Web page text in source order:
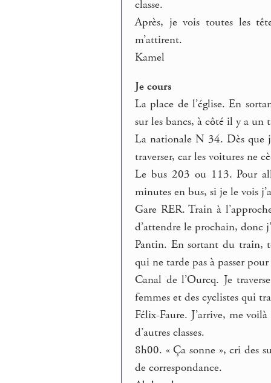
classe.
Après, je vois toutes les
m’attirent.
Kamel
Je cours
La place de l’église. En
sur les bancs, à côté il y a un
La nationale N 34. Dès que
traverser, car les voitures ne
Le bus 203 ou 113. Pour
minutes en bus, si je le vois
Gare RER. Train à
d’attendre le prochain, donc
Pantin. En sortant du train,
qui ne tarde pas à passer
Canal de l’Ourcq. Je
femmes et des cyclistes qui
Félix-Faure. J’arrive, me
d’autres classes.
8h00. « Ça sonne », cri des
de correspondance.